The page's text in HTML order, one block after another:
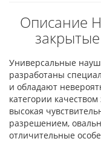
Описание
Универсальные
разработаны
и обладают
категории
высокая
разрешением,
отличительные